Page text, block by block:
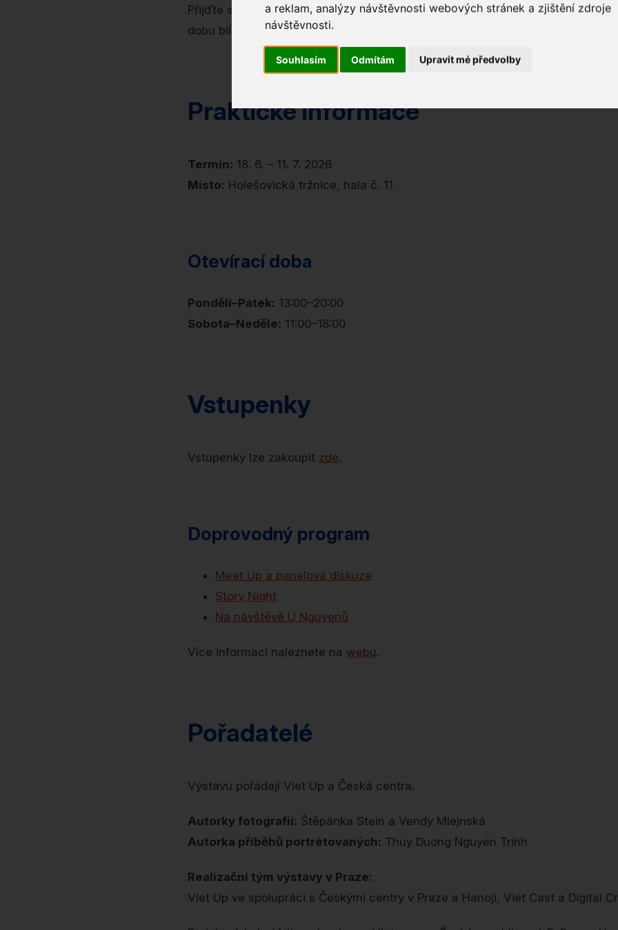
a reklam, analýzy návštěvnosti webových stránek a zjištění zdroje
návštěvnosti.
Souhlasím Odmítám Upravit mé předvolby
Přijďte s otevřenou myslí. Možná odejdete s novým pohledem na komunitu,
dobu blíž, než jste si mysleli.
Praktické informace
Termín: 18. 6. – 11. 7. 2026
Místo: Holešovická tržnice, hala č. 11
Otevírací doba
Pondělí–Pátek: 13:00–20:00
Sobota–Neděle: 11:00–18:00
Vstupenky
Vstupenky lze zakoupit zde.
Doprovodný program
Meet Up a panelová diskuze
Story Night
Na návštěvě U Nguyenů
Více informací naleznete na webu.
Pořadatelé
Výstavu pořádají Viet Up a Česká centra.
Autorky fotografií: Štěpánka Stein a Vendy Mlejnská
Autorka příběhů portrétovaných: Thuy Duong Nguyen Trinh
Realizační tým výstavy v Praze:
Viet Up ve spolupráci s Českými centry v Praze a Hanoji, Viet Cast a Digital